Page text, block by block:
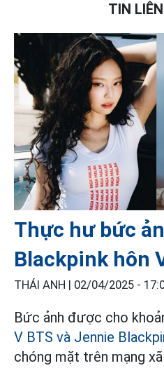
TIN
Thực hư bức
Blackpink hôn
THÁI ANH | 02/04/2025 -
Bức ảnh được cho
V BTS và Jennie
chóng mặt trên mạng